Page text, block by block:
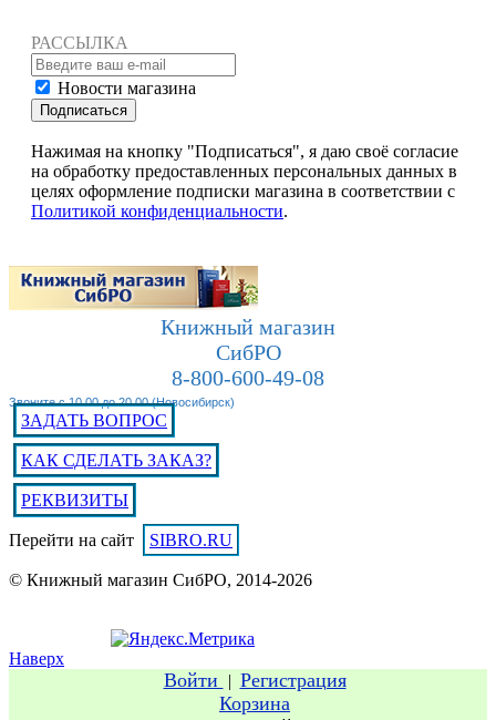
РАССЫЛКА
Новости магазина
Подписаться
Нажимая на кнопку "Подписаться", я даю своё согласие
на обработку предоставленных персональных данных в
целях оформление подписки магазина в соответствии с
Политикой конфиденциальности.
Книжный магазин
СибРО
8-800-600-49-08
Звоните с 10.00 до 20.00 (Новосибирск)
ЗАДАТЬ ВОПРОС
КАК СДЕЛАТЬ ЗАКАЗ?
РЕКВИЗИТЫ
Перейти на сайт SIBRO.RU
© Книжный магазин СибРО, 2014-2026
Наверх
Войти | Регистрация
Корзина